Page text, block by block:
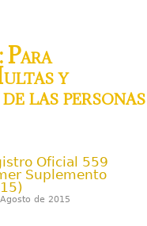
Para
y
las personas
Oficial 559
Suplemento
de 2015